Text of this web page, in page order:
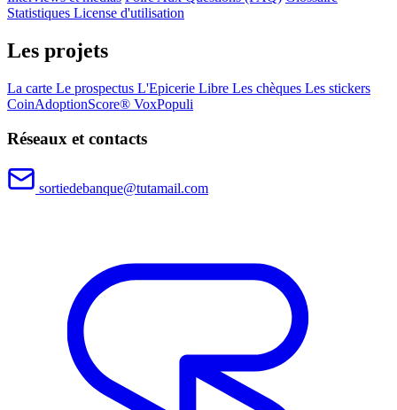
Statistiques License d'utilisation
Les projets
La carte Le prospectus L'Epicerie Libre Les chèques Les stickers
CoinAdoptionScore® VoxPopuli
Réseaux et contacts
sortiedebanque@tutamail.com